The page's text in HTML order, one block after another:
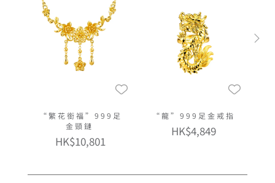
“繁花銜福”999足
金頸鏈
HK$10,801
“龍”999足金戒指
HK$4,849